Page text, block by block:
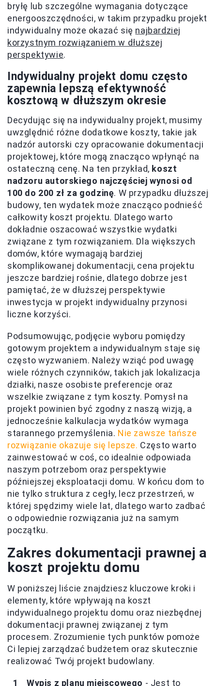
bryłę lub szczególne wymagania dotyczące
energooszczędności, w takim przypadku projekt
indywidualny może okazać się najbardziej
korzystnym rozwiązaniem w dłuższej
perspektywie.
Indywidualny projekt domu często
zapewnia lepszą efektywność
kosztową w dłuższym okresie
Decydując się na indywidualny projekt, musimy
uwzględnić różne dodatkowe koszty, takie jak
nadzór autorski czy opracowanie dokumentacji
projektowej, które mogą znacząco wpłynąć na
ostateczną cenę. Na ten przykład, koszt
nadzoru autorskiego najczęściej wynosi od
100 do 200 zł za godzinę. W przypadku dłuższej
budowy, ten wydatek może znacząco podnieść
całkowity koszt projektu. Dlatego warto
dokładnie oszacować wszystkie wydatki
związane z tym rozwiązaniem. Dla większych
domów, które wymagają bardziej
skomplikowanej dokumentacji, cena projektu
jeszcze bardziej rośnie, dlatego dobrze jest
pamiętać, że w dłuższej perspektywie
inwestycja w projekt indywidualny przynosi
liczne korzyści.
Podsumowując, podjęcie wyboru pomiędzy
gotowym projektem a indywidualnym staje się
często wyzwaniem. Należy wziąć pod uwagę
wiele różnych czynników, takich jak lokalizacja
działki, nasze osobiste preferencje oraz
wszelkie związane z tym koszty. Pomysł na
projekt powinien być zgodny z naszą wizją, a
jednocześnie kalkulacja wydatków wymaga
starannego przemyślenia. Nie zawsze tańsze
rozwiązanie okazuje się lepsze. Często warto
zainwestować w coś, co idealnie odpowiada
naszym potrzebom oraz perspektywie
późniejszej eksploatacji domu. W końcu dom to
nie tylko struktura z cegły, lecz przestrzeń, w
której spędzimy wiele lat, dlatego warto zadbać
o odpowiednie rozwiązania już na samym
początku.
Zakres dokumentacji prawnej a
koszt projektu domu
W poniższej liście znajdziesz kluczowe kroki i
elementy, które wpływają na koszt
indywidualnego projektu domu oraz niezbędnej
dokumentacji prawnej związanej z tym
procesem. Zrozumienie tych punktów pomoże
Ci lepiej zarządzać budżetem oraz skutecznie
realizować Twój projekt budowlany.
Wypis z planu miejscowego - Jest to